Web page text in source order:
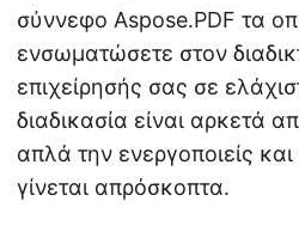
σύννεφο Aspose.PDF τα
ενσωματώσετε στον
επιχείρησής σας σε
διαδικασία είναι αρκετά
απλά την ενεργοποιείς
γίνεται απρόσκοπτα.